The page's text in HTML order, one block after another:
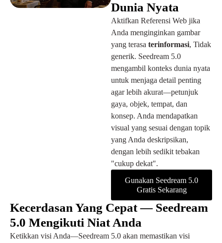
Dunia Nyata
Aktifkan Referensi Web jika
Anda menginginkan gambar
yang terasa terinformasi, Tidak
generik. Seedream 5.0
mengambil konteks dunia nyata
untuk menjaga detail penting
agar lebih akurat—petunjuk
gaya, objek, tempat, dan
konsep. Anda mendapatkan
visual yang sesuai dengan topik
yang Anda deskripsikan,
dengan lebih sedikit tebakan
"cukup dekat".
Gunakan Seedream 5.0
Gratis Sekarang
Kecerdasan Yang Cepat — Seedream
5.0 Mengikuti Niat Anda
Ketikkan visi Anda—Seedream 5.0 akan memastikan visi